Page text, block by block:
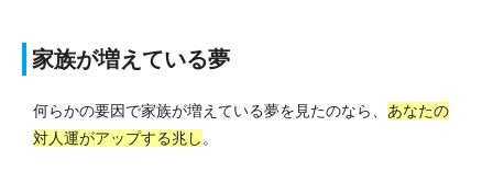
家族が増えている夢
何らかの要因で家族が増えている夢を見たのなら、 あなたの
対人運がアップする兆し。